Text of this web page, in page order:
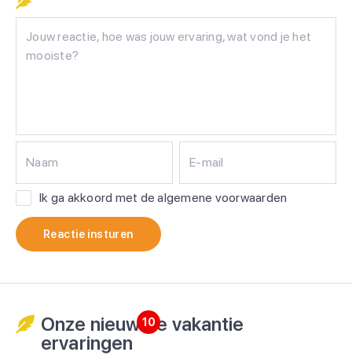
Naam E-mail
Ik ga akkoord met de algemene voorwaarden
Reactie insturen
Onze nieuwste vakantie
ervaringen
10